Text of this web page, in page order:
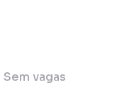
Sem vagas